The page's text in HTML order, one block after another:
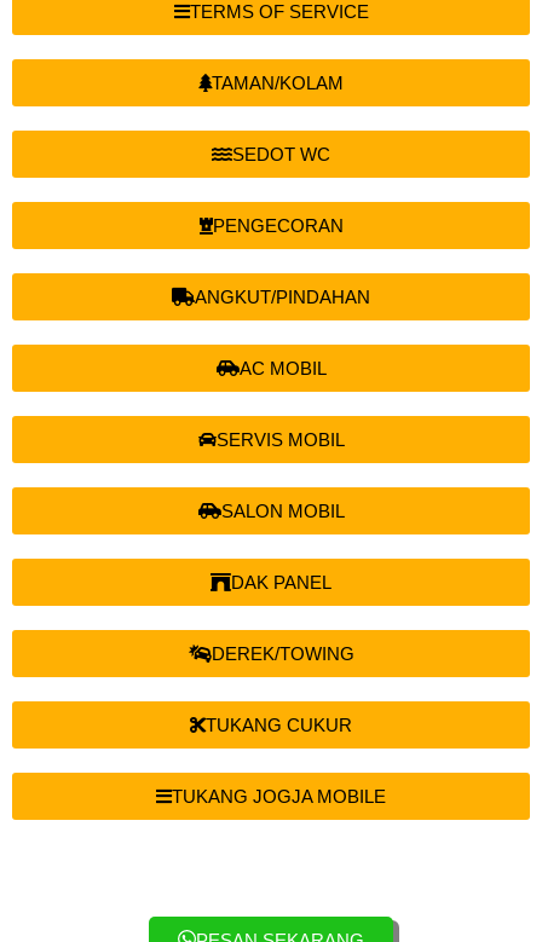
TERMS OF SERVICE
TAMAN/KOLAM
SEDOT WC
PENGECORAN
ANGKUT/PINDAHAN
AC MOBIL
SERVIS MOBIL
SALON MOBIL
DAK PANEL
DEREK/TOWING
TUKANG CUKUR
TUKANG JOGJA MOBILE